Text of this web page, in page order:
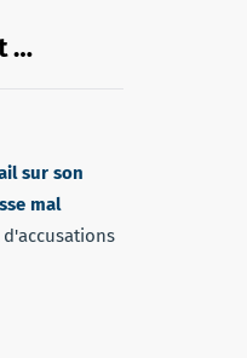
…
sur son
mal